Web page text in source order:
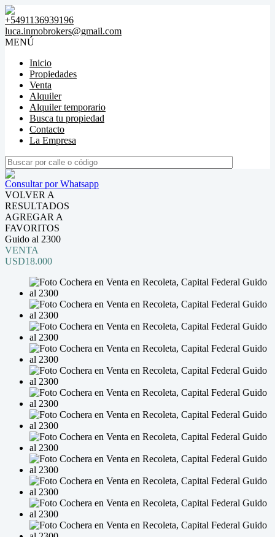
+5491136939196
luca.inmobrokers@gmail.com
MENÚ
Inicio
Propiedades
Venta
Alquiler
Alquiler temporario
Busca tu propiedad
Contacto
La Empresa
Consultar por Whatsapp
VOLVER A
RESULTADOS
AGREGAR A
FAVORITOS
Guido al 2300
VENTA
USD18.000